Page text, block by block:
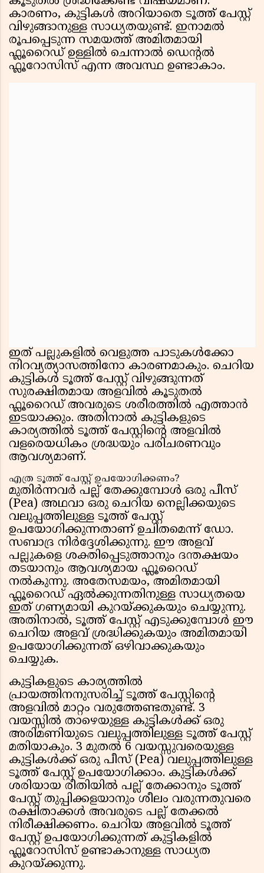
കാരണം, കുട്ടികൾ അറിയാതെ ടൂത്ത് പേസ്റ്റ്
വിഴുങ്ങാനുള്ള സാധ്യതയുണ്ട്. ഇനാമൽ
രൂപപ്പെടുന്ന സമയത്ത് അമിതമായി
ഫ്ലൂറൈഡ് ഉള്ളിൽ ചെന്നാൽ ഡെൻ്റൽ
ഫ്ലൂറോസിസ് എന്ന അവസ്ഥ ഉണ്ടാകാം.
ഇത് പല്ലുകളിൽ വെളുത്ത പാടുകൾക്കോ
നിറവ്യത്യാസത്തിനോ കാരണമാകും. ചെറിയ
കുട്ടികൾ ടൂത്ത് പേസ്റ്റ് വിഴുങ്ങുന്നത്
സുരക്ഷിതമായ അളവിൽ കൂടുതൽ
ഫ്ലൂറൈഡ് അവരുടെ ശരീരത്തിൽ എത്താൻ
ഇടയാക്കും. അതിനാൽ കുട്ടികളുടെ
കാര്യത്തിൽ ടൂത്ത് പേസ്റ്റിൻ്റെ അളവിൽ
വളരെയധികം ശ്രദ്ധയും പരിചരണവും
ആവശ്യമാണ്.
എത്ര ടൂത്ത് പേസ്റ്റ് ഉപയോഗിക്കണം?
മുതിർന്നവർ പല്ല് തേക്കുമ്പോൾ ഒരു പീസ്
(Pea) അഥവാ ഒരു ചെറിയ നെല്ലിക്കയുടെ
വലുപ്പത്തിലുള്ള ടൂത്ത് പേസ്റ്റ്
ഉപയോഗിക്കുന്നതാണ് ഉചിതമെന്ന് ഡോ.
സബാദ്ര നിർദ്ദേശിക്കുന്നു. ഈ അളവ്
പല്ലുകളെ ശക്തിപ്പെടുത്താനും ദന്തക്ഷയം
തടയാനും ആവശ്യമായ ഫ്ലൂറൈഡ്
നൽകുന്നു. അതേസമയം, അമിതമായി
ഫ്ലൂറൈഡ് ഏൽക്കുന്നതിനുള്ള സാധ്യതയെ
ഇത് ഗണ്യമായി കുറയ്ക്കുകയും ചെയ്യുന്നു.
അതിനാൽ, ടൂത്ത് പേസ്റ്റ് എടുക്കുമ്പോൾ ഈ
ചെറിയ അളവ് ശ്രദ്ധിക്കുകയും അമിതമായി
ഉപയോഗിക്കുന്നത് ഒഴിവാക്കുകയും
ചെയ്യുക.
കുട്ടികളുടെ കാര്യത്തിൽ
പ്രായത്തിനനുസരിച്ച് ടൂത്ത് പേസ്റ്റിൻ്റെ
അളവിൽ മാറ്റം വരുത്തേണ്ടതുണ്ട്. 3
വയസ്സിൽ താഴെയുള്ള കുട്ടികൾക്ക് ഒരു
അരിമണിയുടെ വലുപ്പത്തിലുള്ള ടൂത്ത് പേസ്റ്റ്
മതിയാകും. 3 മുതൽ 6 വയസ്സുവരെയുള്ള
കുട്ടികൾക്ക് ഒരു പീസ് (Pea) വലുപ്പത്തിലുള്ള
ടൂത്ത് പേസ്റ്റ് ഉപയോഗിക്കാം. കുട്ടികൾക്ക്
ശരിയായ രീതിയിൽ പല്ല് തേക്കാനും ടൂത്ത്
പേസ്റ്റ് തുപ്പിക്കളയാനും ശീലം വരുന്നതുവരെ
രക്ഷിതാക്കൾ അവരുടെ പല്ല് തേക്കൽ
നിരീക്ഷിക്കണം. ചെറിയ അളവിൽ ടൂത്ത്
പേസ്റ്റ് ഉപയോഗിക്കുന്നത് കുട്ടികളിൽ
ഫ്ലൂറോസിസ് ഉണ്ടാകാനുള്ള സാധ്യത
കുറയ്ക്കുന്നു.